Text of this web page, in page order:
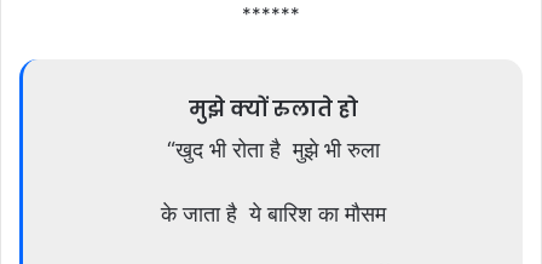
******
मुझे क्यों रुलाते हो
“खुद भी रोता है मुझे भी रुला
के जाता है ये बारिश का मौसम